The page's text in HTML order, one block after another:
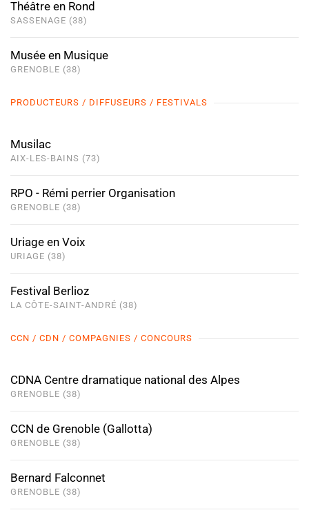
Théâtre en Rond
SASSENAGE (38)
Musée en Musique
GRENOBLE (38)
PRODUCTEURS / DIFFUSEURS / FESTIVALS
Musilac
AIX-LES-BAINS (73)
RPO - Rémi perrier Organisation
GRENOBLE (38)
Uriage en Voix
URIAGE (38)
Festival Berlioz
LA CÔTE-SAINT-ANDRÉ (38)
CCN / CDN / COMPAGNIES / CONCOURS
CDNA Centre dramatique national des Alpes
GRENOBLE (38)
CCN de Grenoble (Gallotta)
GRENOBLE (38)
Bernard Falconnet
GRENOBLE (38)